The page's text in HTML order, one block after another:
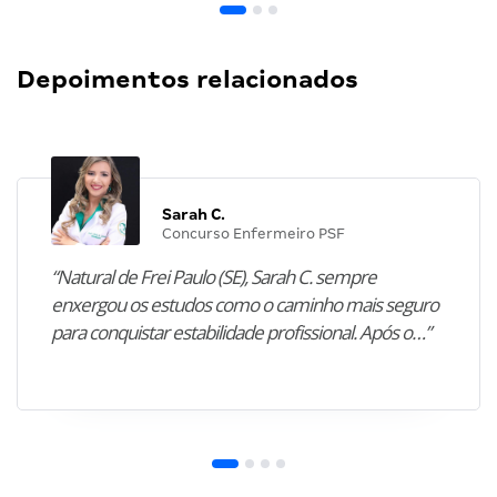
Depoimentos relacionados
Sarah C.
Concurso Enfermeiro PSF
“Natural de Frei Paulo (SE), Sarah C. sempre
enxergou os estudos como o caminho mais seguro
para conquistar estabilidade profissional. Após o…”